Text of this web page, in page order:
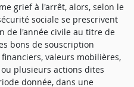
grief à l'arrêt, alors, selon le
sociale se prescrivent
de l'année civile au titre de
bons de souscription
valeurs mobilières,
plusieurs actions dites
donnée, dans une